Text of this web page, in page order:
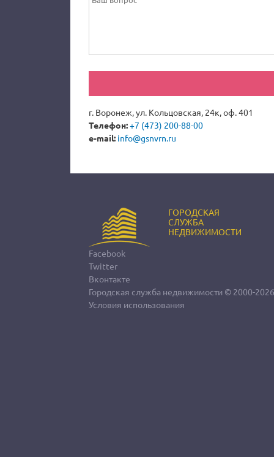
г. Воронеж, ул. Кольцовская, 24к, оф. 401
Телефон:+7 (473) 200-88-00
e-mail: info@gsnvrn.ru
ГОРОДСКАЯ
СЛУЖБА
НЕДВИЖИМОСТИ
Facebook
Twitter
Вконтакте
Городская служба недвижимости © 2000-2026
Условия использования